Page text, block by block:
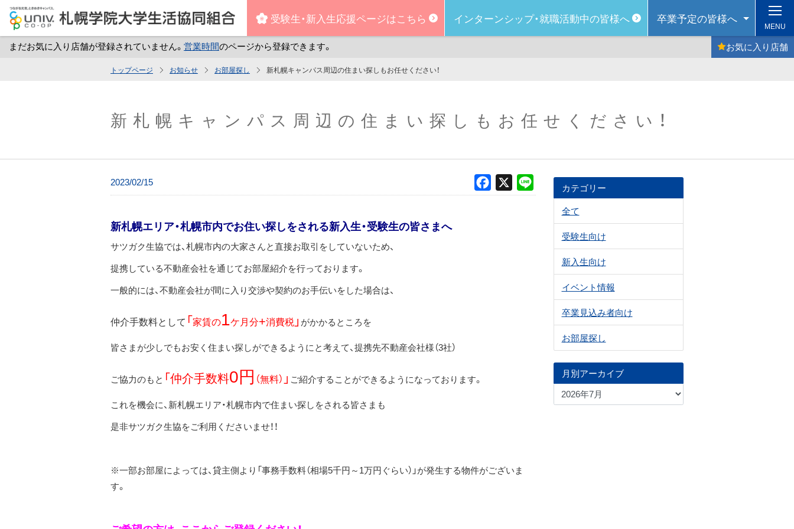
ン
受験生・新入生応援ページはこちら インターンシップ・就職活動中の皆様へ 卒業予定の皆様へ
まだお気に入り店舗が登録されていません。 営業時間のページから登録できます。 お気に入り 店舗
MENU
トップページ お知らせ お部屋探し 新札幌キャンパス周辺の住まい探しもお任せください！
新札幌キャンパス周辺の住まい探しもお任せください！
2023/02/15 Facebook
新札幌エリア・札幌市内でお住い探しをされる新入生・受験生の皆さまへ
サツガク生協では、札幌市内の大家さんと直接お取引をしていないため、
提携している不動産会社を通じてお部屋紹介を行っております。
一般的には、不動産会社が間に入り交渉や契約のお手伝いをした場合は、
仲介手数料として 「家賃の1ケ月分+消費税 」 がかかるところを
皆さまが少しでもお安く住まい探しができるようにと考えて、提携先不動産会社様（3社）
ご協力のもと 「仲介手数料0円 （無料） 」 ご紹介することができるようになっております。
これを機会に、新札幌エリア・札幌市内で住まい探しをされる皆さまも
是非サツガク生協をご利用くださいませ！！
※一部お部屋によっては、貸主側より「事務手数料（相場5千円～1万円ぐらい）」が発生する物件がございま
す。
カテゴリー
全て
受験生向け
新入生向け
イベント情報
卒業見込み者向け
お部屋探し
月別アーカイブ